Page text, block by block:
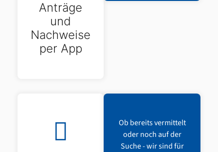
Anträge
und
Nachweise
per App
Ob bereits vermittelt
oder noch auf der
Suche - wir sind für